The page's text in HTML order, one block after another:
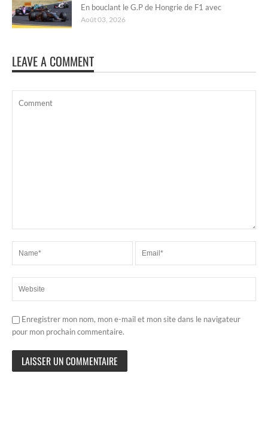
En bouclant le G.P de Hongrie de F1 avec
Août 03, 2026
LEAVE A COMMENT
Enregistrer mon nom, mon e-mail et mon site dans le navigateur
pour mon prochain commentaire.